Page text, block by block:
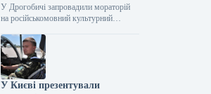
продукт
У Дрогобичі запровадили мораторій
на російськомовний культурний
Дрогобицька міська рада у четвер, 6
серпня, одноголосно ухвалила…
У Києві презентували